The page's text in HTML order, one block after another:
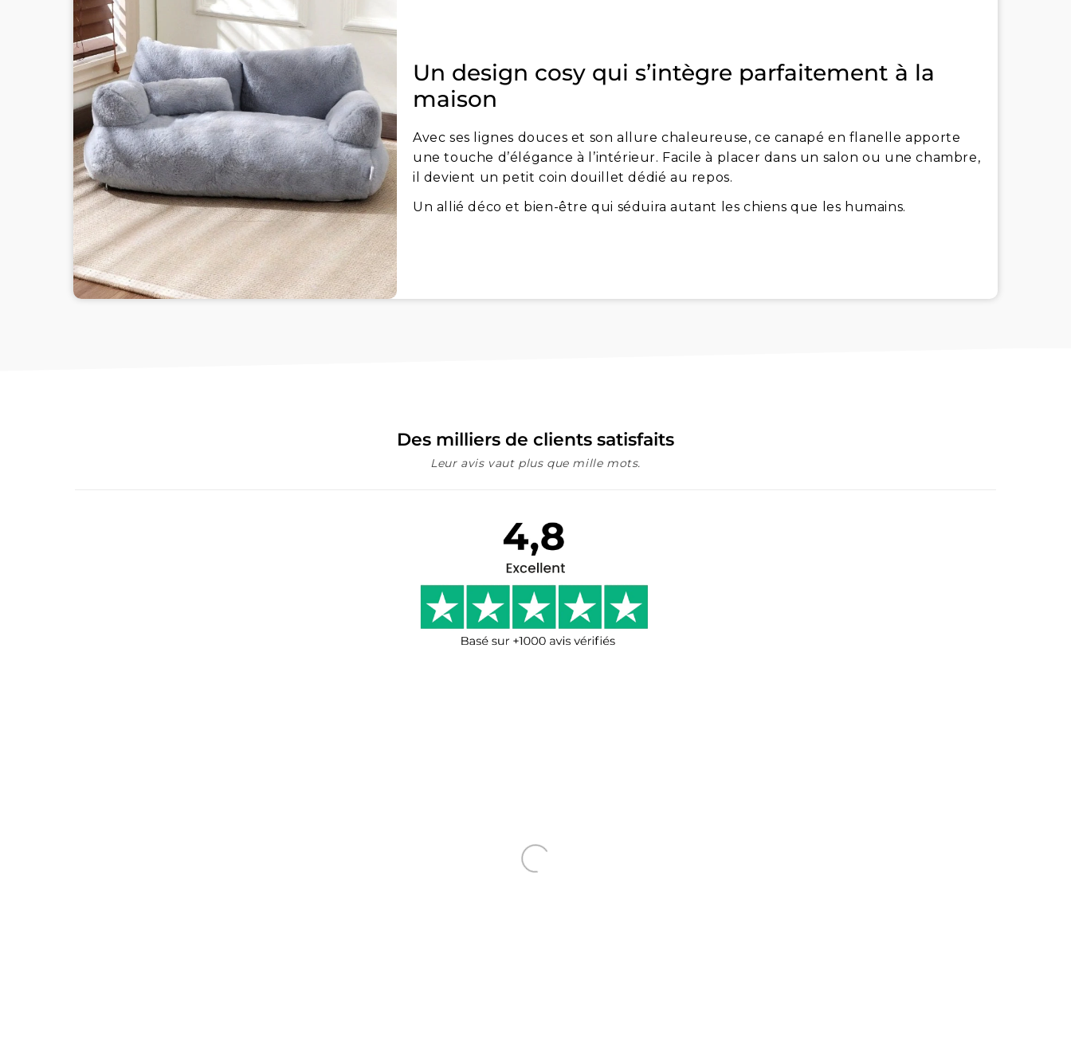
Un design cosy qui s’intègre parfaitement à la
maison
Avec ses lignes douces et son allure chaleureuse, ce canapé en flanelle apporte
une touche d’élégance à l’intérieur. Facile à placer dans un salon ou une chambre,
il devient un petit coin douillet dédié au repos.
Un allié déco et bien-être qui séduira autant les chiens que les humains.
Des milliers de clients satisfaits
Leur avis vaut plus que mille mots.